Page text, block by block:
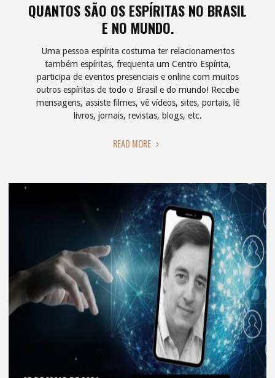
QUANTOS SÃO OS ESPÍRITAS NO BRASIL
E NO MUNDO.
Uma pessoa espírita costuma ter relacionamentos
também espíritas, frequenta um Centro Espírita,
participa de eventos presenciais e online com muitos
outros espíritas de todo o Brasil e do mundo! Recebe
mensagens, assiste filmes, vê vídeos, sites, portais, lê
livros, jornais, revistas, blogs, etc.
READ MORE "QUANTOS
ESPÍRITAS
NO
BRASIL
NO
MUNDO."